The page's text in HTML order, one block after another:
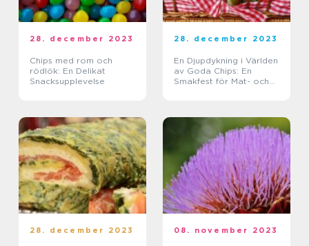
28. december 2023
Chips med rom och
rödlök: En Delikat
Snacksupplevelse
28. december 2023
En Djupdykning i Världen
av Goda Chips: En
Smakfest för Mat- och
28. december 2023 08. november 2023